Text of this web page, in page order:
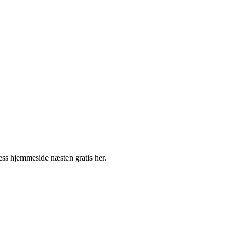
hjemmeside næsten gratis her.